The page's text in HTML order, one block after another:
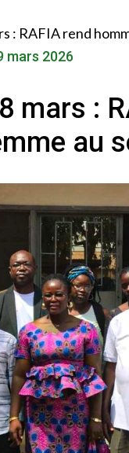
: RAFIA rend
mars 2026
mars :
au